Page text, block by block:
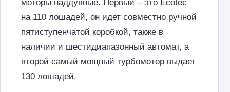
моторы наддувные. Первый – это Ecotec
на 110 лошадей, он идет совместно ручной
пятиступенчатой коробкой, также в
наличии и шестидиапазонный автомат, а
второй самый мощный турбомотор выдает
130 лошадей.